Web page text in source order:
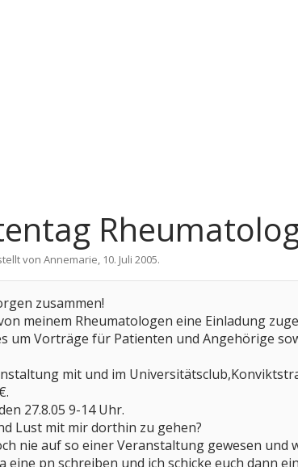
von Annemarie, 10. Juli 2005.
zusammen!
meinem Rheumatologen eine Einladung
um Vorträge für Patienten und Angehörige
mit und im
27.8.05 9-14 Uhr.
Lust mit mir dorthin zu gehen?
nie auf so einer Veranstaltung gewesen und
eine pn schreiben und ich schicke euch dann